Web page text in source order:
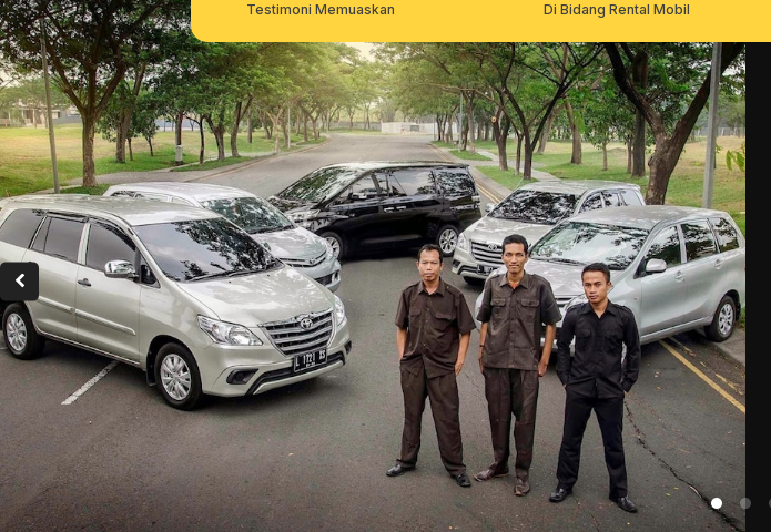
Testimoni Memuaskan Di Bidang Rental Mobil